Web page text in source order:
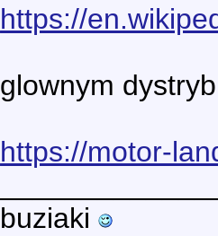
https://
glownym
https://motor-
buziaki